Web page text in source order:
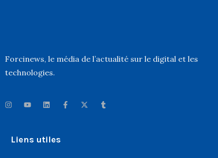
Forcinews, le média de l’actualité sur le digital et les
technologies.
Liens utiles